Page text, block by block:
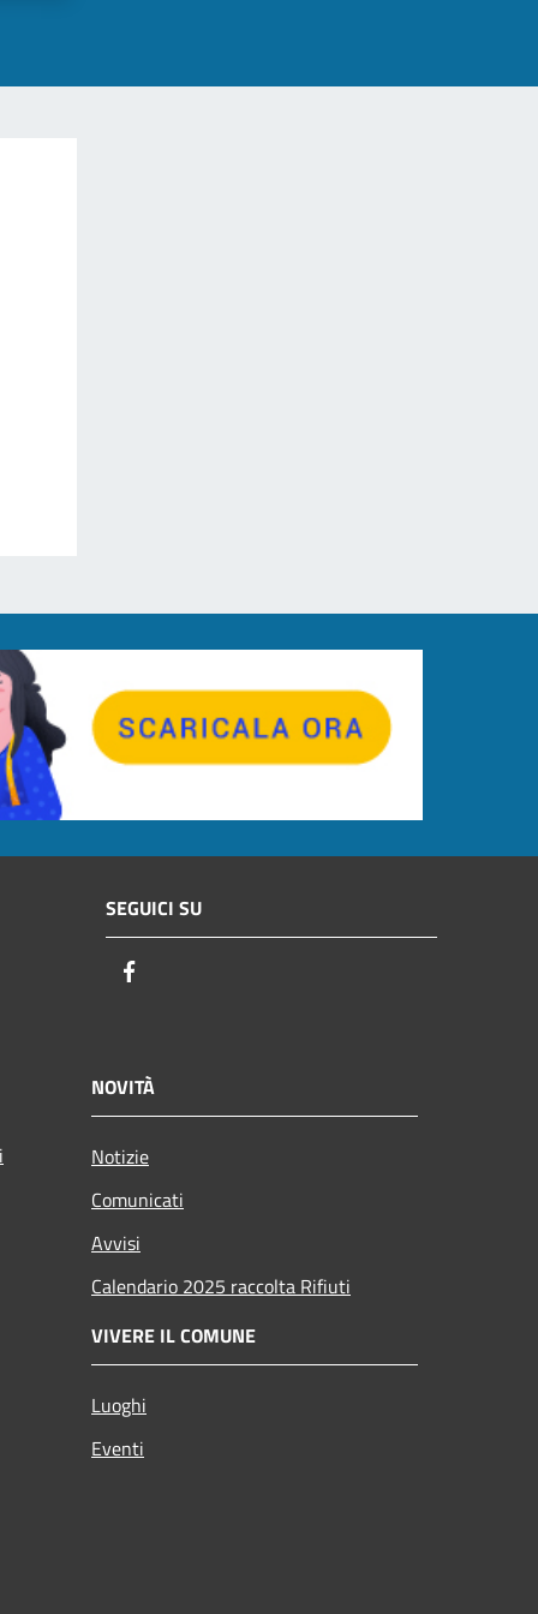
SEGUICI SU
NOVITÀ
Notizie
Comunicati
Avvisi
Calendario 2025 raccolta Rifiuti
VIVERE IL COMUNE
Luoghi
Eventi